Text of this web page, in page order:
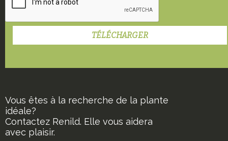
Vous êtes à la recherche de la plante
idéale?
Contactez Renild. Elle vous aidera
avec plaisir.